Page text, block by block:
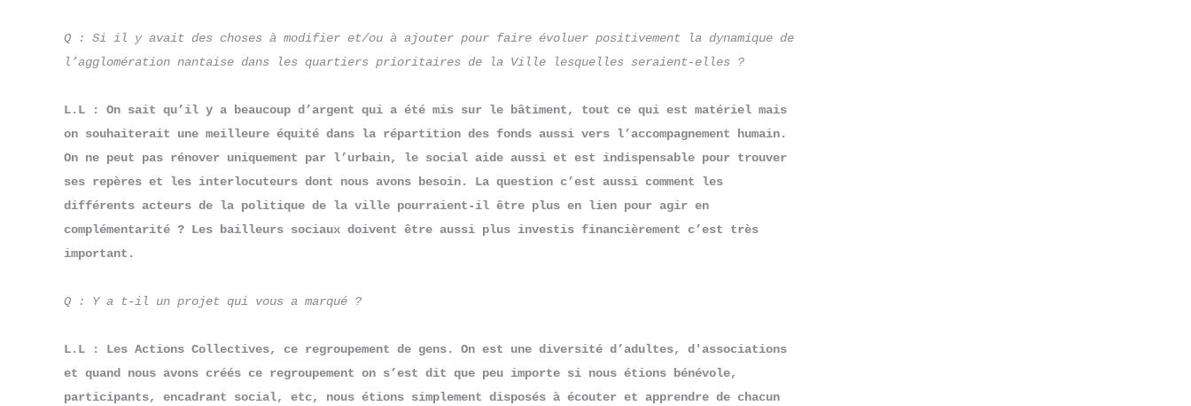
Q : Si il y avait des choses à modifier et/ou à ajouter pour faire évoluer positivement la dynamique de
l’agglomération nantaise dans les quartiers prioritaires de la Ville lesquelles seraient-elles ?
L.L : On sait qu’il y a beaucoup d’argent qui a été mis sur le bâtiment, tout ce qui est matériel mais
on souhaiterait une meilleure équité dans la répartition des fonds aussi vers l’accompagnement humain.
On ne peut pas rénover uniquement par l’urbain, le social aide aussi et est indispensable pour trouver
ses repères et les interlocuteurs dont nous avons besoin. La question c’est aussi comment les
différents acteurs de la politique de la ville pourraient-il être plus en lien pour agir en
complémentarité ? Les bailleurs sociaux doivent être aussi plus investis financièrement c’est très
important.
Q : Y a t-il un projet qui vous a marqué ?
L.L : Les Actions Collectives, ce regroupement de gens. On est une diversité d’adultes, d'associations
et quand nous avons créés ce regroupement on s’est dit que peu importe si nous étions bénévole,
participants, encadrant social, etc, nous étions simplement disposés à écouter et apprendre de chacun